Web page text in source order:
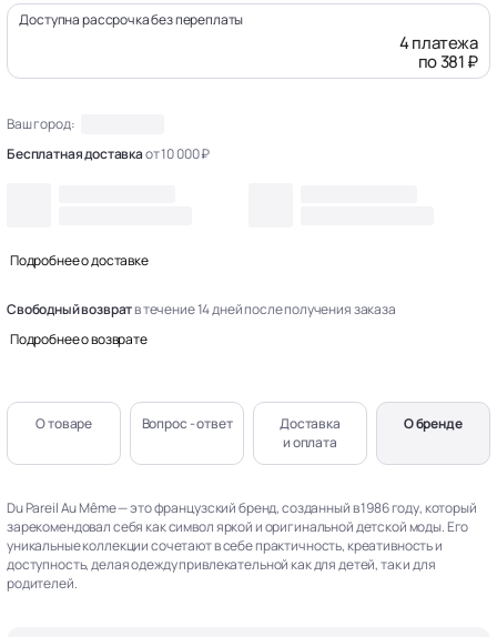
Доступна рассрочка без переплаты
4 платежа
по 381 ₽
Ваш город:
Бесплатная доставкаот 10 000 ₽
Подробнее о доставке
Свободный возвратв течение 14 дней после получения заказа
Подробнее о возврате
О товаре Вопрос - ответ
Доставка
и оплата
О бренде
Du Pareil Au Même — это французский бренд, созданный в 1986 году, который
зарекомендовал себя как символ яркой и оригинальной детской моды. Его
уникальные коллекции сочетают в себе практичность, креативность и
доступность, делая одежду привлекательной как для детей, так и для
родителей.